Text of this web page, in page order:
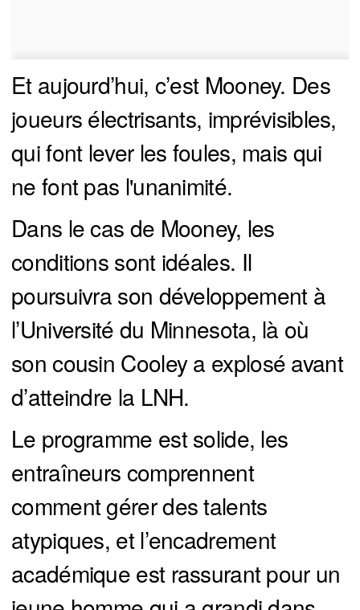
Et aujourd’hui, c’est Mooney. Des
joueurs électrisants, imprévisibles,
qui font lever les foules, mais qui
ne font pas l'unanimité.
Dans le cas de Mooney, les
conditions sont idéales. Il
poursuivra son développement à
l’Université du Minnesota, là où
son cousin Cooley a explosé avant
d’atteindre la LNH.
Le programme est solide, les
entraîneurs comprennent
comment gérer des talents
atypiques, et l’encadrement
académique est rassurant pour un